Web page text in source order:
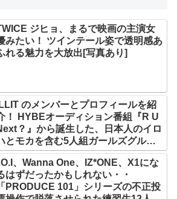
ジヒョ、まるで映画の主演女
みたい！ ツインテール姿で透明感あ
れる魅力を大放出[写真あり]
ILLIT のメンバーとプロフィールを紹
！ HYBEオーディション番組『R U
？』から誕生した、日本人のイロ
とモカを含む5人組ガールズグルー
！ デビュー曲「Magnetic」がいき
りの大ヒット
、Wanna One、IZ*ONE、X1にな
はずだったかもしれない・・
「PRODUCE 101」シリーズの不正投